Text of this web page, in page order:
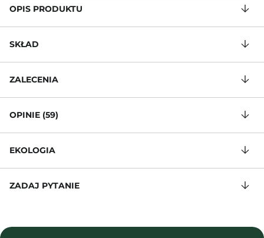
OPIS PRODUKTU
SKŁAD
ZALECENIA
OPINIE (59)
EKOLOGIA
ZADAJ PYTANIE